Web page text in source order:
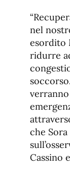
nel
esordito
ridurre
che
Cassino